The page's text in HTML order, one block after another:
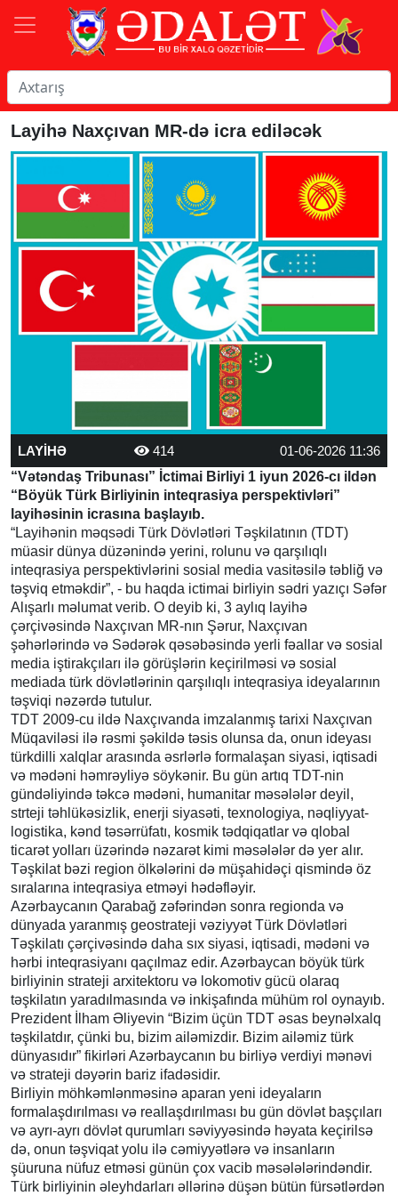
Layihə Naxçıvan MR-də icra ediləcək
LAYİHƏ 414
01-06-2026 11:36
“Vətəndaş Tribunası” İctimai Birliyi 1 iyun 2026-cı ildən
“Böyük Türk Birliyinin inteqrasiya perspektivləri”
layihəsinin icrasına başlayıb.
“Layihənin məqsədi Türk Dövlətləri Təşkilatının (TDT)
müasir dünya düzənində yerini, rolunu və qarşılıqlı
inteqrasiya perspektivlərini sosial media vasitəsilə təbliğ və
təşviq etməkdir”, - bu haqda ictimai birliyin sədri yazıçı Səfər
Alışarlı məlumat verib. O deyib ki, 3 aylıq layihə
çərçivəsində Naxçıvan MR-nın Şərur, Naxçıvan
şəhərlərində və Sədərək qəsəbəsində yerli fəallar və sosial
media iştirakçıları ilə görüşlərin keçirilməsi və sosial
mediada türk dövlətlərinin qarşılıqlı inteqrasiya ideyalarının
təşviqi nəzərdə tutulur.
TDT 2009-cu ildə Naxçıvanda imzalanmış tarixi Naxçıvan
Müqaviləsi ilə rəsmi şəkildə təsis olunsa da, onun ideyası
türkdilli xalqlar arasında əsrlərlə formalaşan siyasi, iqtisadi
və mədəni həmrəyliyə söykənir. Bu gün artıq TDT-nin
gündəliyində təkcə mədəni, humanitar məsələlər deyil,
strteji təhlükəsizlik, enerji siyasəti, texnologiya, nəqliyyat-
logistika, kənd təsərrüfatı, kosmik tədqiqatlar və qlobal
ticarət yolları üzərində nəzarət kimi məsələlər də yer alır.
Təşkilat bəzi region ölkələrini də müşahidəçi qismində öz
sıralarına inteqrasiya etməyi hədəfləyir.
Azərbaycanın Qarabağ zəfərindən sonra regionda və
dünyada yaranmış geostrateji vəziyyət Türk Dövlətləri
Təşkilatı çərçivəsində daha sıx siyasi, iqtisadi, mədəni və
hərbi inteqrasiyanı qaçılmaz edir. Azərbaycan böyük türk
birliyinin strateji arxitektoru və lokomotiv gücü olaraq
təşkilatın yaradılmasında və inkişafında mühüm rol oynayıb.
Prezident İlham Əliyevin “Bizim üçün TDT əsas beynəlxalq
təşkilatdır, çünki bu, bizim ailəmizdir. Bizim ailəmiz türk
dünyasıdır” fikirləri Azərbaycanın bu birliyə verdiyi mənəvi
və strateji dəyərin bariz ifadəsidir.
Birliyin möhkəmlənməsinə aparan yeni ideyaların
formalaşdırılması və reallaşdırılması bu gün dövlət başçıları
və ayrı-ayrı dövlət qurumları səviyyəsində həyata keçirilsə
də, onun təşviqat yolu ilə cəmiyyətlərə və insanların
şüuruna nüfuz etməsi günün çox vacib məsələlərindəndir.
Türk birliyinin əleyhdarları əllərinə düşən bütün fürsətlərdən